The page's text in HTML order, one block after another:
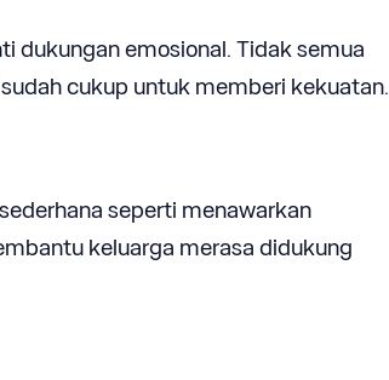
dukungan emosional. Tidak semua
cukup untuk memberi kekuatan.
seperti menawarkan
keluarga merasa didukung